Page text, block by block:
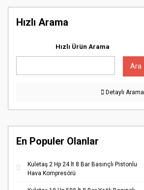
Hızlı Arama
Hızlı Ürün Arama
Ara
Detaylı Arama
En Populer Olanlar
Kuletaş 2 Hp 24 lt 8 Bar Basınçlı Pistonlu
Hava Kompresörü